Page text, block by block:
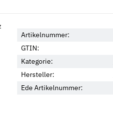
Artikelnummer:
GTIN:
Kategorie:
Hersteller:
Ede Artikelnummer: